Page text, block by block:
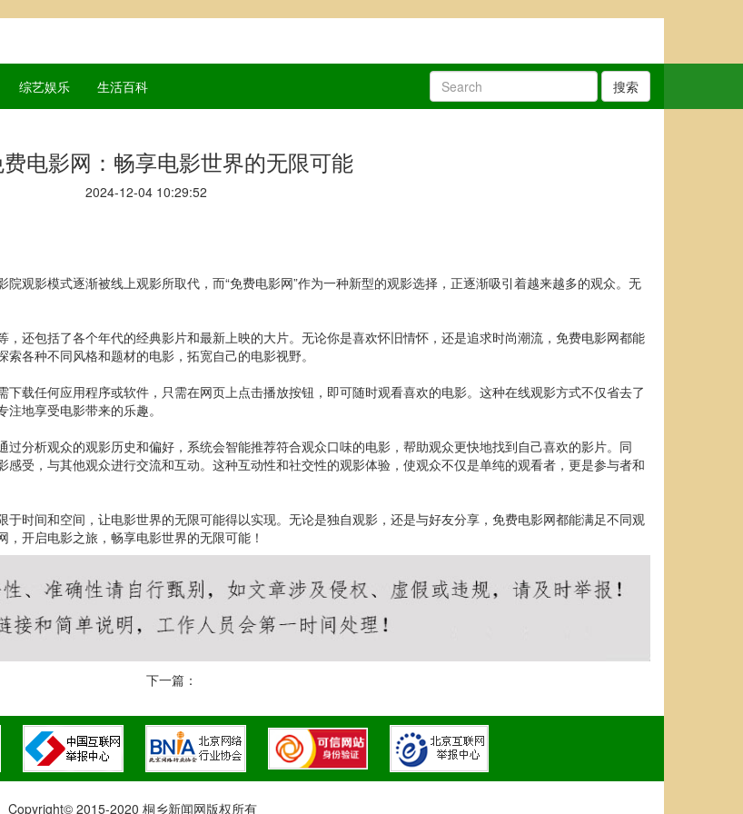
综艺娱乐 生活百科 搜索
电影网：畅享电影世界的无限可能
2024-12-04 10:29:52
观影模式逐渐被线上观影所取代，而“免费电影网”作为一种新型的观影选择，正逐渐吸引着越来越多的观众。无
还包括了各个年代的经典影片和最新上映的大片。无论你是喜欢怀旧情怀，还是追求时尚潮流，免费电影网都能
各种不同风格和题材的电影，拓宽自己的电影视野。
载任何应用程序或软件，只需在网页上点击播放按钮，即可随时观看喜欢的电影。这种在线观影方式不仅省去了
地享受电影带来的乐趣。
分析观众的观影历史和偏好，系统会智能推荐符合观众口味的电影，帮助观众更快地找到自己喜欢的影片。同
受，与其他观众进行交流和互动。这种互动性和社交性的观影体验，使观众不仅是单纯的观看者，更是参与者和
时间和空间，让电影世界的无限可能得以实现。无论是独自观影，还是与好友分享，免费电影网都能满足不同观
开启电影之旅，畅享电影世界的无限可能！
下一篇：
Copyright© 2015-2020 桐乡新闻网版权所有